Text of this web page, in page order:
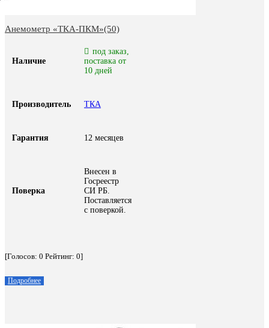
Анемометр «ТКА-ПКМ»(50)
Наличие
под заказ,
поставка от
10 дней
Производитель ТКА
Гарантия 12 месяцев
Поверка
Внесен в
Госреестр
СИ РБ.
Поставляется
с поверкой.
[Голосов: 0 Рейтинг: 0]
Подробнее